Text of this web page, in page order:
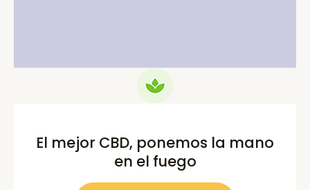
El mejor CBD, ponemos la mano
en el fuego